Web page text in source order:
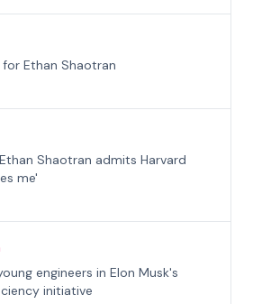
Ethan Shaotran
Shaotran admits Harvard
me'
engineers in Elon Musk's
initiative